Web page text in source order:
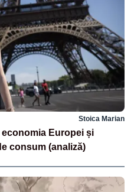
Stoica Marian
Europei și
consum (analiză)